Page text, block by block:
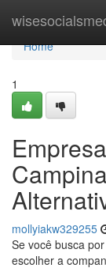
Home
Home
1
mollyiakw329255
Se você busca
escolher a